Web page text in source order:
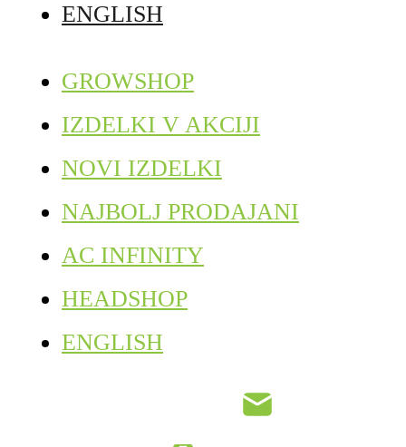
ENGLISH
GROWSHOP
IZDELKI V AKCIJI
NOVI IZDELKI
NAJBOLJ PRODAJANI
AC INFINITY
HEADSHOP
ENGLISH